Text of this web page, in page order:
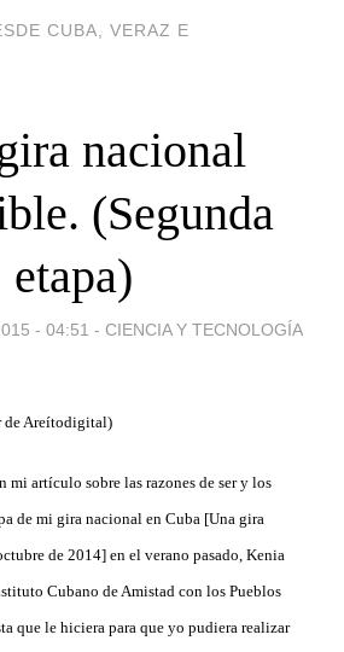
CUBA, VERAZ E
nacional
(Segunda
etapa)
- 04:51 - CIENCIA Y TECNOLOGÍA
de Areítodigital)
mi artículo sobre las razones de ser y los
de mi gira nacional en Cuba [Una gira
de 2014] en el verano pasado, Kenia
Cubano de Amistad con los Pueblos
que le hiciera para que yo pudiera realizar